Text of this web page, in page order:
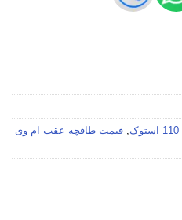
, قیمت طاقچه عقب ام وی